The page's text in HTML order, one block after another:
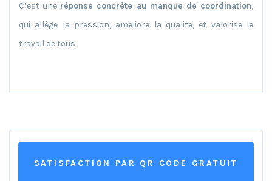
C’est une réponse concrète au manque de coordination,
qui allège la pression, améliore la qualité, et valorise le
travail de tous.
SATISFACTION PAR QR CODE GRATUIT